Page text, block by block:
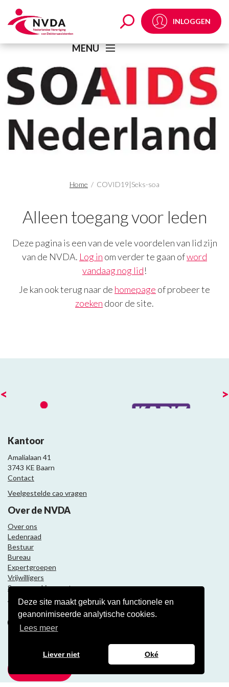
Deze site maakt gebruik van functionele en
geanonimiseerde analytische cookies.
Lees meer
Liever niet Oké
COVID19|Seks-soa
INLOGGEN
MENU
Home / COVID19|Seks-soa
Alleen toegang voor leden
Deze pagina is een van de vele voordelen van lid zijn
van de NVDA. Log in om verder te gaan ofword
vandaag nog lid!
Je kan ook terug naar de homepage of probeer te
zoeken door de site.
< >
Kantoor
Amalialaan 41
3743 KE Baarn
Contact
Veelgestelde cao vragen
Over de NVDA
Over ons
Ledenraad
Bestuur
Bureau
Expertgroepen
Vrijwilligers
Samenwerkingspartners
Volg ons